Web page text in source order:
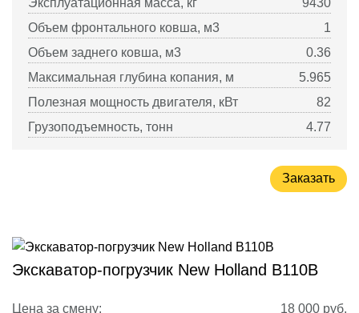
Эксплуатационная масса, кг
9430
Объем фронтального ковша, м3
1
Объем заднего ковша, м3
0.36
Максимальная глубина копания, м
5.965
Полезная мощность двигателя, кВт
82
Грузоподъемность, тонн
4.77
Заказать
Экскаватор-погрузчик New Holland B110B
Цена за смену: 18 000 руб.